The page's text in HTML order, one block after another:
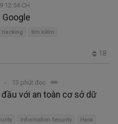
12:54 CH
Google
hacking
tìm kiếm
18
13 phút đọc
đầu với an toàn cơ sở dữ
Information Security
Hack